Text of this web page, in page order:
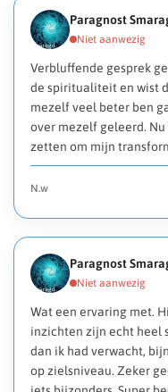
Paragnost
Verbluffende gesprek
de spiritualiteit en wist
mezelf veel beter ben
over mezelf geleerd.
zetten om mijn
N.w
Paragnost
Wat een ervaring met.
inzichten zijn echt heel
dan ik had verwacht,
op zielsniveau. Zeker